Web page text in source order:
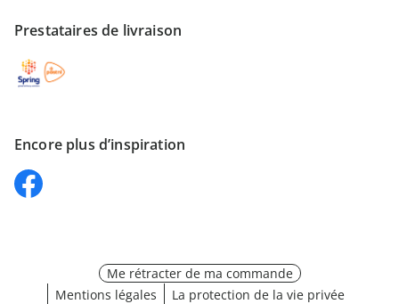
Prestataires de livraison
Encore plus d’inspiration
Me rétracter de ma commande
Mentions légales
La protection de la vie privée